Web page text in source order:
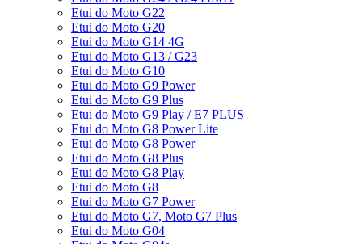
Etui do Moto G22
Etui do Moto G20
Etui do Moto G14 4G
Etui do Moto G13 / G23
Etui do Moto G10
Etui do Moto G9 Power
Etui do Moto G9 Plus
Etui do Moto G9 Play / E7 PLUS
Etui do Moto G8 Power Lite
Etui do Moto G8 Power
Etui do Moto G8 Plus
Etui do Moto G8 Play
Etui do Moto G8
Etui do Moto G7 Power
Etui do Moto G7, Moto G7 Plus
Etui do Moto G04